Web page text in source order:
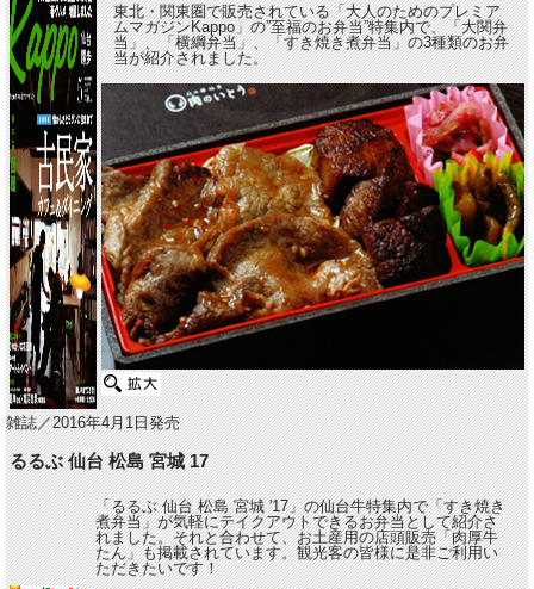
東北・関東圏で販売されている「大人のためのプレミア
ムマガジンKappo」の”至福のお弁当”特集内で、「大関弁
当」、「横綱弁当」、「すき焼き煮弁当」の3種類のお弁
当が紹介されました。
雑誌／2016年4月1日発売
るるぶ 仙台 松島 宮城 17
「るるぶ 仙台 松島 宮城 '17」の仙台牛特集内で「すき焼き
煮弁当」が気軽にテイクアウトできるお弁当として紹介さ
れました。それと合わせて、お土産用の店頭販売「肉厚牛
たん」も掲載されています。観光客の皆様に是非ご利用い
ただきたいです！